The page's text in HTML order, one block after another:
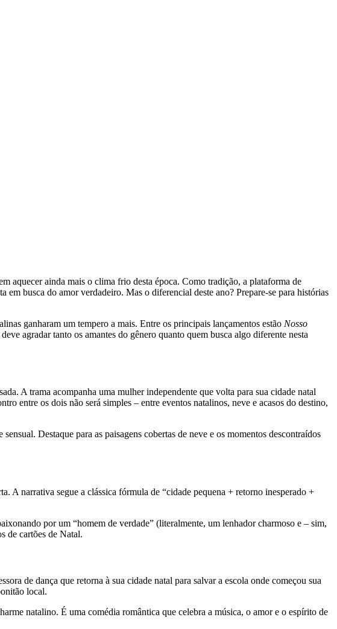
aquecer ainda mais o clima frio desta época. Como tradição, a plataforma de
em busca do amor verdadeiro. Mas o diferencial deste ano? Prepare-se para histórias
ganharam um tempero a mais. Entre os principais lançamentos estão Nosso
agradar tanto os amantes do gênero quanto quem busca algo diferente nesta
A trama acompanha uma mulher independente que volta para sua cidade natal
entre os dois não será simples – entre eventos natalinos, neve e acasos do destino,
Destaque para as paisagens cobertas de neve e os momentos descontraídos
A narrativa segue a clássica fórmula de “cidade pequena + retorno inesperado +
por um “homem de verdade” (literalmente, um lenhador charmoso e – sim,
de cartões de Natal.
de dança que retorna à sua cidade natal para salvar a escola onde começou sua
local.
natalino. É uma comédia romântica que celebra a música, o amor e o espírito de